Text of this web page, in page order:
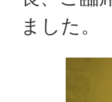
ました。